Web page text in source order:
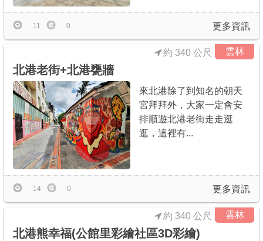
商家合作
推薦景點
討論區
聯絡我們
APP下載
更多資訊
11 0
雲林
約 340 公尺
北港老街+北港甕牆
來北港除了到知名的朝天
宮拜拜外，大家一定會安
排順遊北港老街走走逛
逛，這裡有...
更多資訊
14 0
雲林
約 340 公尺
北港熊幸福(公館里彩繪社區3D彩繪)